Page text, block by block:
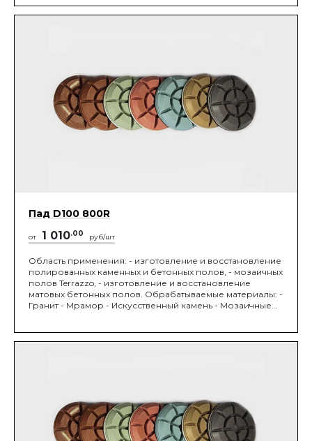
зернистость 45/37 мкм.
Пад D100 800R
от 1 010.00 руб/шт
Область применения: - изготовление и восстановление
полированных каменных и бетонных полов, - мозаичных
полов Terrazzo, - изготовление и восстановление
матовых бетонных полов. Обрабатываемые материалы: -
Гранит - Мрамор - Искусственный камень - Мозаичные
зернистость 25/15 мкм.